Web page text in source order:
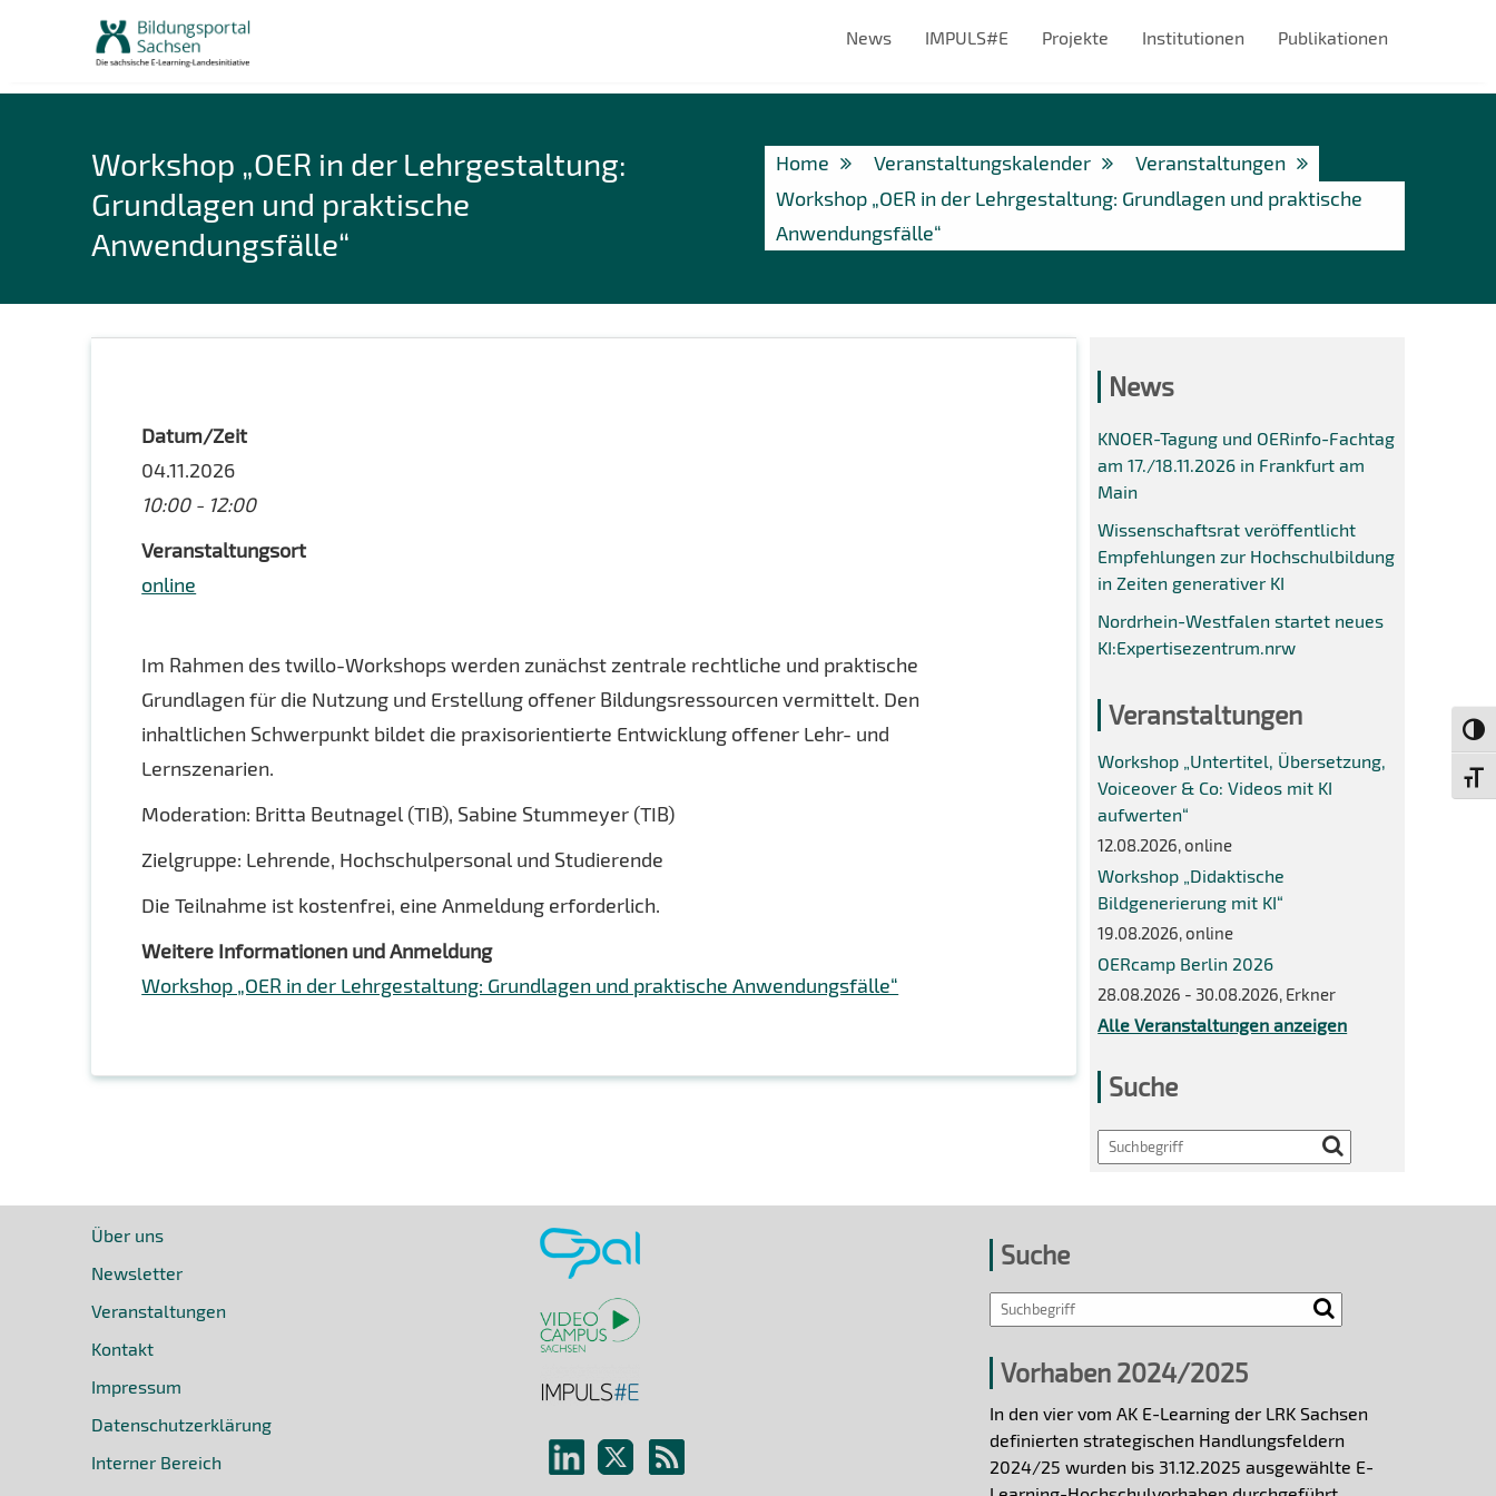
News IMPULS#E Projekte Institutionen Publikationen
Workshop „OER in der Lehrgestaltung:
Grundlagen und praktische
Anwendungsfälle“
Home Veranstaltungskalender
Veranstaltungen
Workshop „OER in der Lehrgestaltung: Grundlagen und praktische
Anwendungsfälle“
Datum/Zeit
04.11.2026
10:00 - 12:00
Veranstaltungsort
online
Im Rahmen des twillo-Workshops werden zunächst zentrale rechtliche und praktische
Grundlagen für die Nutzung und Erstellung offener Bildungsressourcen vermittelt. Den
inhaltlichen Schwerpunkt bildet die praxisorientierte Entwicklung offener Lehr- und
Lernszenarien.
Moderation: Britta Beutnagel (TIB), Sabine Stummeyer (TIB)
Zielgruppe: Lehrende, Hochschulpersonal und Studierende
Die Teilnahme ist kostenfrei, eine Anmeldung erforderlich.
Weitere Informationen und Anmeldung
Workshop „OER in der Lehrgestaltung: Grundlagen und praktische Anwendungsfälle“
News
KNOER-Tagung und OERinfo-Fachtag
am 17./18.11.2026 in Frankfurt am
Main
Wissenschaftsrat veröffentlicht
Empfehlungen zur Hochschulbildung
in Zeiten generativer KI
Nordrhein-Westfalen startet neues
KI:Expertisezentrum.nrw
Veranstaltungen
Workshop „Untertitel, Übersetzung,
Voiceover & Co: Videos mit KI
aufwerten“
12.08.2026, online
Workshop „Didaktische
Bildgenerierung mit KI“
19.08.2026, online
OERcamp Berlin 2026
28.08.2026 - 30.08.2026, Erkner
Alle Veranstaltungen anzeigen
Suche
Search
Über uns
Newsletter
Veranstaltungen
Kontakt
Impressum
Datenschutzerklärung
Interner Bereich
Suche
Vorhaben 2024/2025
In den vier vom AK E-Learning der LRK Sachsen
definierten strategischen Handlungsfeldern
2024/25 wurden bis 31.12.2025 ausgewählte E-